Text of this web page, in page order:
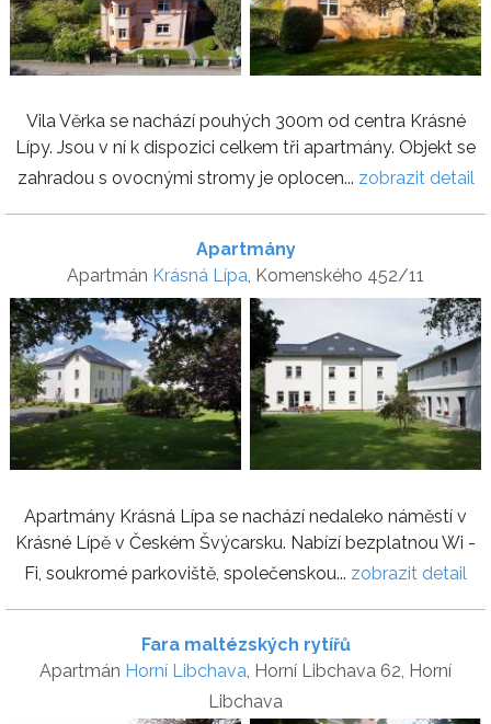
Vila Věrka se nachází pouhých 300m od centra Krásné
Lípy. Jsou v ní k dispozici celkem tři apartmány. Objekt se
zahradou s ovocnými stromy je oplocen... zobrazit detail
Apartmány
Apartmán Krásná Lípa, Komenského 452/11
Apartmány Krásná Lípa se nachází nedaleko náměstí v
Krásné Lípě v Českém Švýcarsku. Nabízí bezplatnou Wi -
Fi, soukromé parkoviště, společenskou... zobrazit detail
Fara maltézských rytířů
Apartmán Horní Libchava , Horní Libchava 62, Horní
Libchava